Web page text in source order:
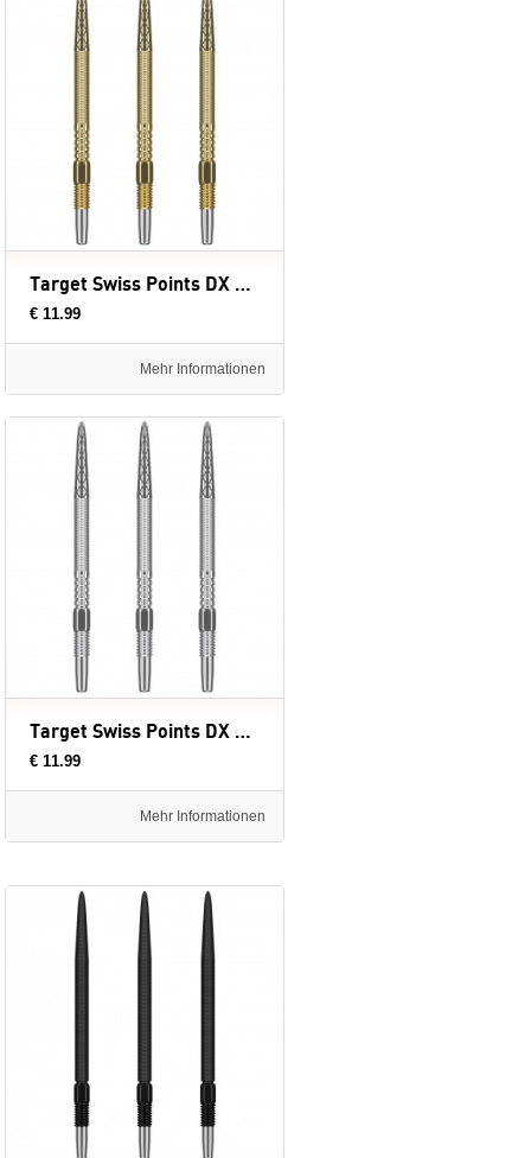
Target Swiss Points DX Gold - dartpunten
€ 11.99
Mehr Informationen
Target Swiss Points DX Silver - dartpunten
€ 11.99
Mehr Informationen